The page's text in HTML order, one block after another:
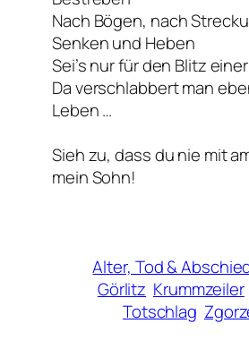
Nach Bögen, nach
Senken und Heben
Sei’s nur für den Blitz
Da verschlabbert man
Leben …
Sieh zu, dass du nie mit
mein Sohn!
Alter, Tod &
Görlitz Krummzeiler
Totschlag